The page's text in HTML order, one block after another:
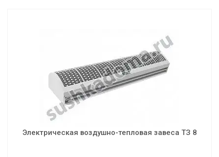
Электрическая воздушно-тепловая завеса ТЗ 8
Электрическая воздушно-тепловая завеса ТЗ 8
Мощность: 8,0 кВт
Скорость воздушного потока: 5-10 м/с
Объем воздуха: 1800 м³/ч
Шумность: 57 дБ